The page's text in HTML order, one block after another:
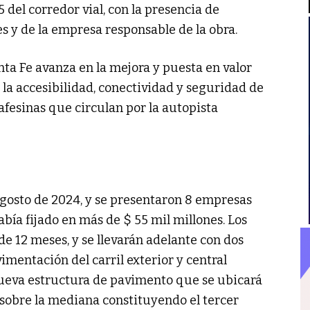
del corredor vial, con la presencia de
de la empresa responsable de la obra.
Fe avanza en la mejora y puesta en valor
accesibilidad, conectividad y seguridad de
que circulan por la autopista
de 2024, y se presentaron 8 empresas
fijado en más de $ 55 mil millones. Los
12 meses, y se llevarán adelante con dos
del carril exterior y central
estructura de pavimento que se ubicará
la mediana constituyendo el tercer